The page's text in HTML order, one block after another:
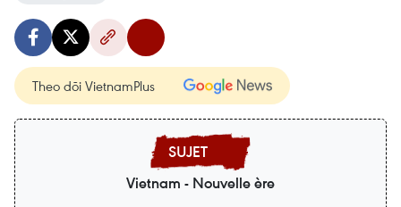
Theo dõi VietnamPlus
Vietnam - Nouvelle ère